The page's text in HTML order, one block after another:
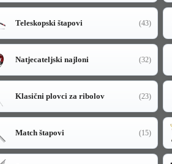
Teleskopski štapovi (43)
Natjecateljski najloni (32)
Klasični plovci za ribolov (23)
Match štapovi (15)